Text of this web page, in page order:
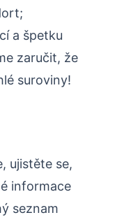
a špetku
zaručit, že
suroviny!
ujistěte se,
informace
seznam